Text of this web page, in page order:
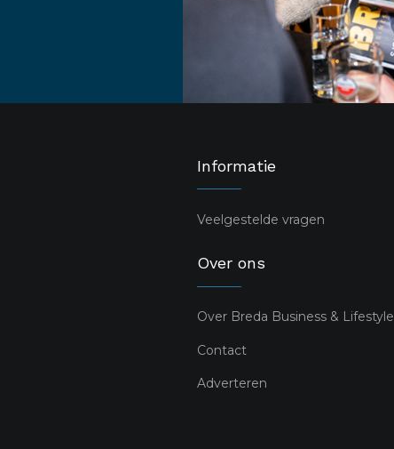
Informatie
Veelgestelde vragen
Over ons
Over Breda Business & Lifestyle
Contact
Adverteren